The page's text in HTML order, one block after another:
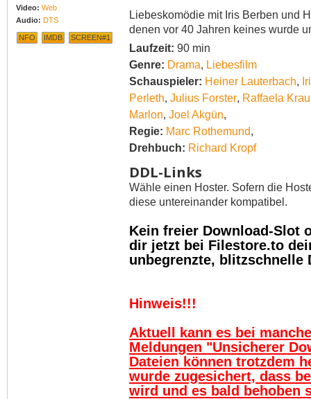
Video: Web
Audio: DTS
NFO IMDB SCREEN#1
Liebeskomödie mit Iris Berben und
denen vor 40 Jahren keines wurde
Laufzeit: 90 min
Genre: Drama, Liebesfilm
Schauspieler: Heiner Lauterbach,
Perleth, Julius Forster, Raffaela
Marlon, Joel Akgün,
Regie: Marc Rothemund,
Drehbuch: Richard Kropf
DDL-Links
Wähle einen Hoster. Sofern die
diese untereinander kompatibel.
Kein freier Download-Slot
dir jetzt bei Filestore.to
unbegrenzte, blitzschnelle
Hinweis!!!
Aktuell kann es bei
Meldungen "Unsicherer
Dateien können trotzdem
wurde zugesichert, dass
wird und es bald behoben